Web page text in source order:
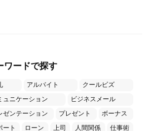
ワードで探す
アルバイト
クールビズ
ュニケーション
ビジネスメール
ゼンテーション
プレゼント
ボーナス
ート
ローン 上司 人間関係
仕事術